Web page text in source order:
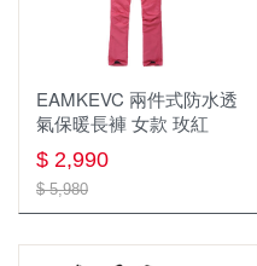
繩索保護器/套
繩梯/鋼絲梯
安全帶配件
下降器/確保器
鉤環 連接環
頭盔 安全帽 與週邊
軟殼外套
風衣外套
EAMKEVC 兩件式防水透
氣保暖長褲 女款 玫紅
$ 2,990
$ 5,980